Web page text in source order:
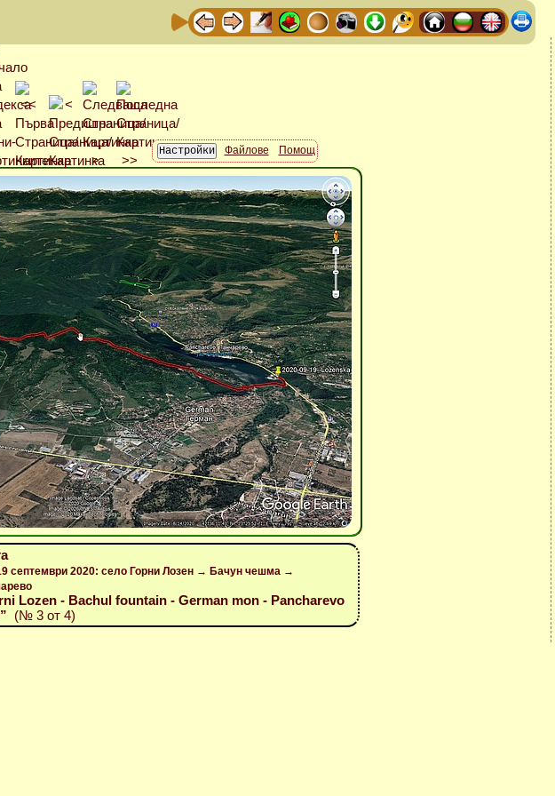
Файлове Помощ
септември 2020: село Горни Лозен → Бачун чешма →
Lozen - Bachul fountain - German mon - Pancharevo
(№ 3 от 4)